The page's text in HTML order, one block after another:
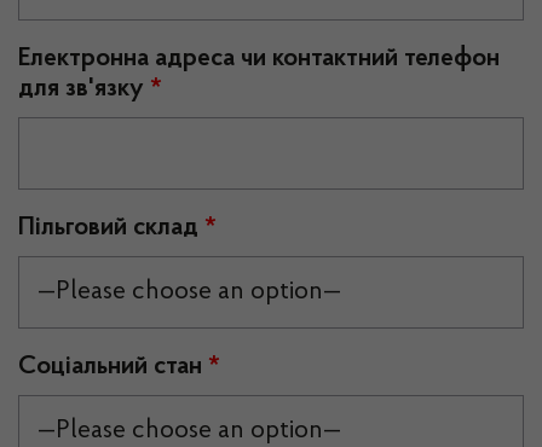
Електронна адреса чи контактний телефон
для зв'язку *
Пільговий склад *
Соціальний стан *